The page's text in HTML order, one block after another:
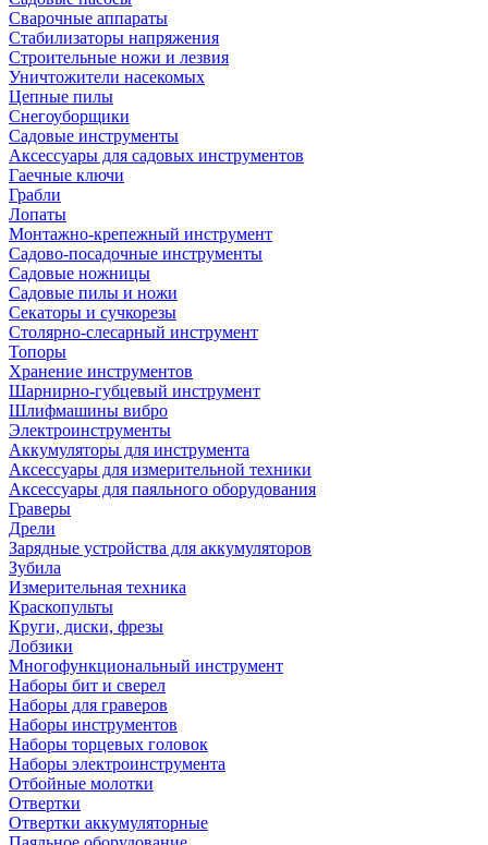
Сварочные аппараты
Стабилизаторы напряжения
Строительные ножи и лезвия
Уничтожители насекомых
Цепные пилы
Снегоуборщики
Садовые инструменты
Аксессуары для садовых инструментов
Гаечные ключи
Грабли
Лопаты
Монтажно-крепежный инструмент
Садово-посадочные инструменты
Садовые ножницы
Садовые пилы и ножи
Секаторы и сучкорезы
Столярно-слесарный инструмент
Топоры
Хранение инструментов
Шарнирно-губцевый инструмент
Шлифмашины вибро
Электроинструменты
Аккумуляторы для инструмента
Аксессуары для измерительной техники
Аксессуары для паяльного оборудования
Граверы
Дрели
Зарядные устройства для аккумуляторов
Зубила
Измерительная техника
Краскопульты
Круги, диски, фрезы
Лобзики
Многофункциональный инструмент
Наборы бит и сверел
Наборы для граверов
Наборы инструментов
Наборы торцевых головок
Наборы электроинструмента
Отбойные молотки
Отвертки
Отвертки аккумуляторные